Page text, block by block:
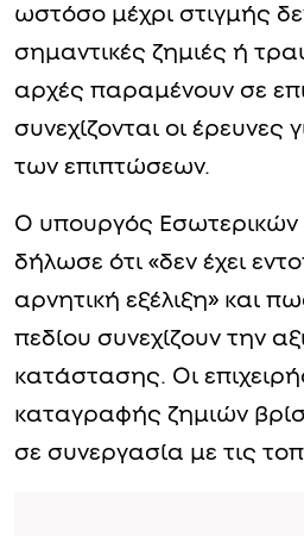
ωστόσο μέχρι στιγμής
σημαντικές ζημιές ή
αρχές παραμένουν σε
συνεχίζονται οι έρευνες
των επιπτώσεων.
Ο υπουργός
δήλωσε ότι «δεν έχει
αρνητική εξέλιξη» και
πεδίου συνεχίζουν την
κατάστασης. Οι
καταγραφής ζημιών
σε συνεργασία με τις